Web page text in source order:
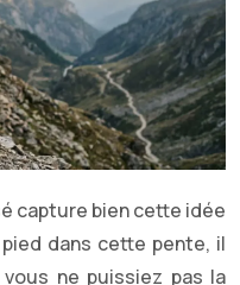
capture bien cette idée
dans cette pente, il
ne puissiez pas la